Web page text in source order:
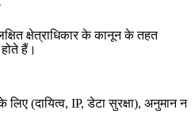
क्षेत्राधिकार के कानून के तहत
हैं।
(दायित्व, IP, डेटा सुरक्षा), अनुमान न